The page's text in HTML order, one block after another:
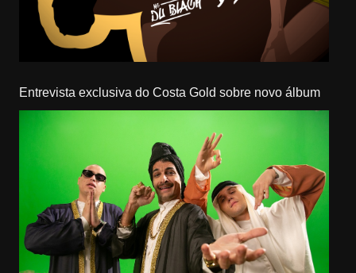
Entrevista exclusiva do Costa Gold sobre novo álbum